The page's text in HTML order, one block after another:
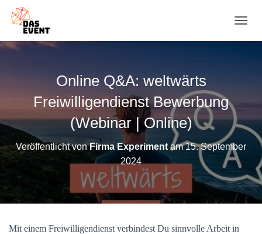
A
O
N
M
S
C
H
A
Online Q&A: weltwärts
Freiwilligendienst Bewerbung
(Webinar | Online)
Veröffentlicht vonFirma Experimentam15. September
2024
Mit einem Freiwilligendienst verbindest Du sinnvolle Arbeit in